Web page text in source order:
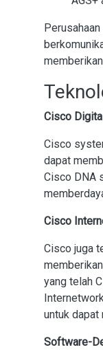
Cisco
Cisco
dapat
Cisco DNA
Cisco
Cisco juga
yang telah
untuk dapat
Software-